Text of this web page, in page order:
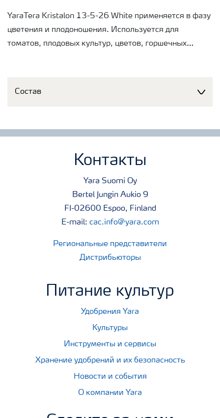
YaraTera Kristalon 13-5-26 White применяется в фазу
цветения и плодоношения. Используется для
томатов, плодовых культур, цветов, горшечных
Состав
Контакты
Yara Suomi Oy
Bertel Jungin Aukio 9
FI-02600 Espoo, Finland
E-mail: cac.info@yara.com
Региональные представители
Дистрибьюторы
Питание культур
Удобрения Yara
Культуры
Инструменты и сервисы
Хранение удобрений и их безопасность
Новости и события
О компании Yara